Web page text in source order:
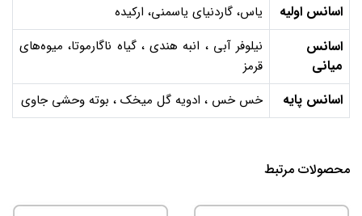
اسانس اولیه یاس، گاردنیای یاسمنی، ارکیده
اسانس
میانی
نیلوفر آبی ، انبه هندی ، گیاه ناگارموتا، میوه‌های
قرمز
اسانس پایه خس خس ، ادویه گل میخک ، بوته وحشی جاوی
محصولات مرتبط